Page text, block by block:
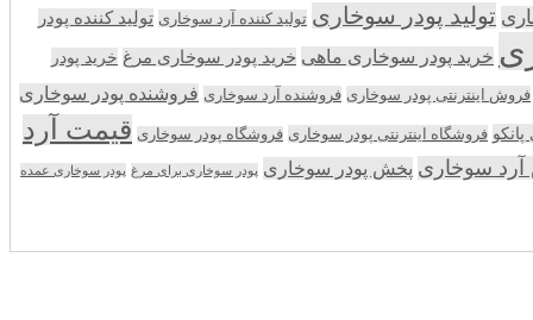
تولید پودر سوخاری تولید کننده آرد سوخاری تولید کننده پودر
خرید پودر سوخاری ماهی خرید پودر سوخاری مرغ خرید پودر
فروش اینترنتی پودر سوخاری فروشنده آرد سوخاری فروشنده پودر سوخاری
فروشگاه اینترنتی پودر سوخاری فروشگاه پودر سوخاری قیمت آرد
سوخاری پخش پودر سوخاری پودر سوخاری برای مرغ پودر سوخاری عمده